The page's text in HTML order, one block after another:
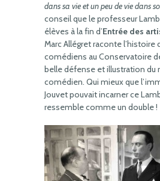
dans sa vie et un peu de vie dans
conseil que le professeur
élèves à la fin d’Entrée des
Marc Allégret raconte l’histoire
comédiens au Conservatoire
belle défense et illustration du
comédien. Qui mieux que
Jouvet pouvait incarner ce
ressemble comme un double !